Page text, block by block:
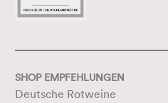
SHOP EMPFEHLUNGEN
Deutsche Rotweine